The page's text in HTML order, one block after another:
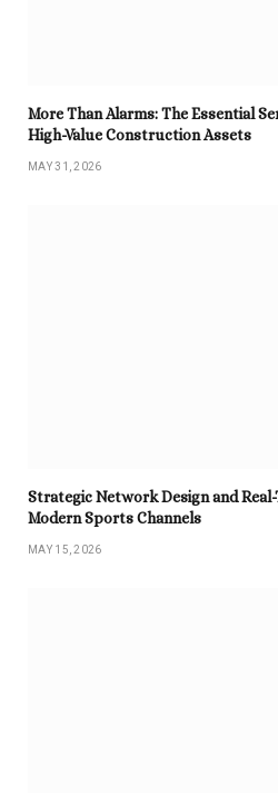
More Than Alarms: The Essential
High-Value Construction Assets
MAY 31, 2026
Strategic Network Design and
Modern Sports Channels
MAY 15, 2026